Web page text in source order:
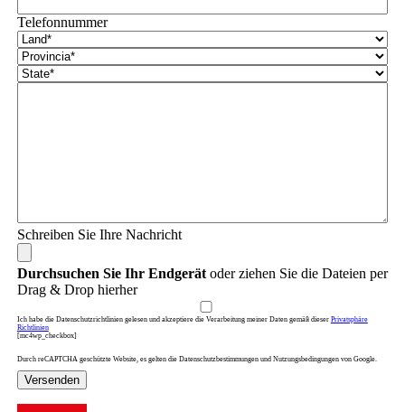
Telefonnummer
Schreiben Sie Ihre Nachricht
Durchsuchen Sie Ihr Endgerätoder ziehen Sie die Dateien per
Drag & Drop hierher
Ich habe die Datenschutzrichtlinien gelesen und akzeptiere die Verarbeitung meiner Daten gemäß dieser Privatsphäre
Richtlinien
[mc4wp_checkbox]
Durch reCAPTCHA geschützte Website, es gelten die Datenschutzbestimmungen und Nutzungsbedingungen von Google.
Versenden